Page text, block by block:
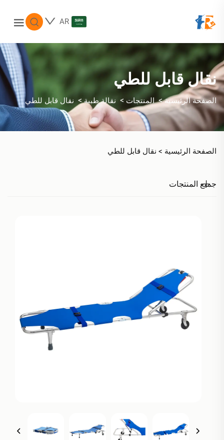
AR
نقال قابل للطي
الصفحة الرئيسية>المنتجات > نقالة طبية> نقال قابل للطي
الصفحة الرئيسية > نقال قابل للطي
جميع المنتجات